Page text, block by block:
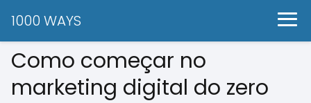
1000 WAYS
Como começar no
marketing digital do zero